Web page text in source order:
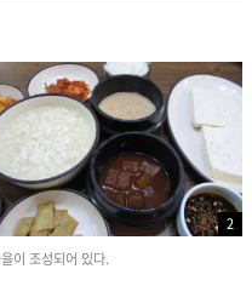
2
이 조성되어 있다.